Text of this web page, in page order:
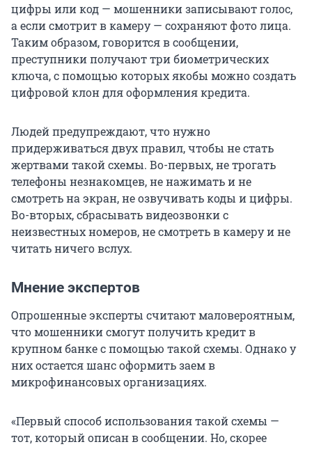
цифры или код — мошенники записывают голос,
а если смотрит в камеру — сохраняют фото лица.
Таким образом, говорится в сообщении,
преступники получают три биометрических
ключа, с помощью которых якобы можно создать
цифровой клон для оформления кредита.
Людей предупреждают, что нужно
придерживаться двух правил, чтобы не стать
жертвами такой схемы. Во-первых, не трогать
телефоны незнакомцев, не нажимать и не
смотреть на экран, не озвучивать коды и цифры.
Во-вторых, сбрасывать видеозвонки с
неизвестных номеров, не смотреть в камеру и не
читать ничего вслух.
Мнение экспертов
Опрошенные эксперты считают маловероятным,
что мошенники смогут получить кредит в
крупном банке с помощью такой схемы. Однако у
них остается шанс оформить заем в
микрофинансовых организациях.
«Первый способ использования такой схемы —
тот, который описан в сообщении. Но, скорее